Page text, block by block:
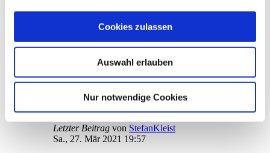
Cookies zulassen
Auswahl erlauben
Nur notwendige Cookies
Installation scheitert
Mo., 29. Mär 2021 11:04
Antworten
33757Zugriffe
Do., 01. Apr 2021 10:39
Amazon
StefanKleist» Fr., 26. Mär 2021 18:19
Letzter Beitrag von StefanKleist
Sa., 27. Mär 2021 19:57